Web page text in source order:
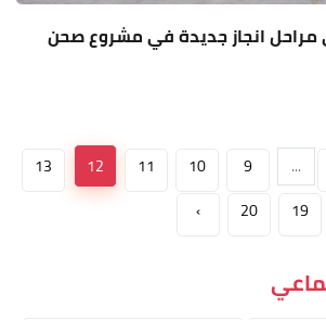
مراحل انجاز جديدة في مشروع صحن
...
9
10
11
12
13
19
20
›